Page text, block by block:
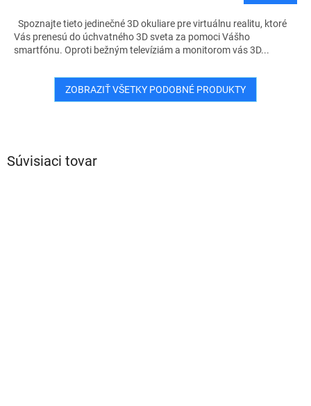
Súvisiaci tovar
Spoznajte tieto jedinečné 3D okuliare pre virtuálnu realitu, ktoré
Vás prenesú do úchvatného 3D sveta za pomoci Vášho
smartfónu. Oproti bežným televíziám a monitorom vás 3D...
ZOBRAZIŤ VŠETKY PODOBNÉ PRODUKTY